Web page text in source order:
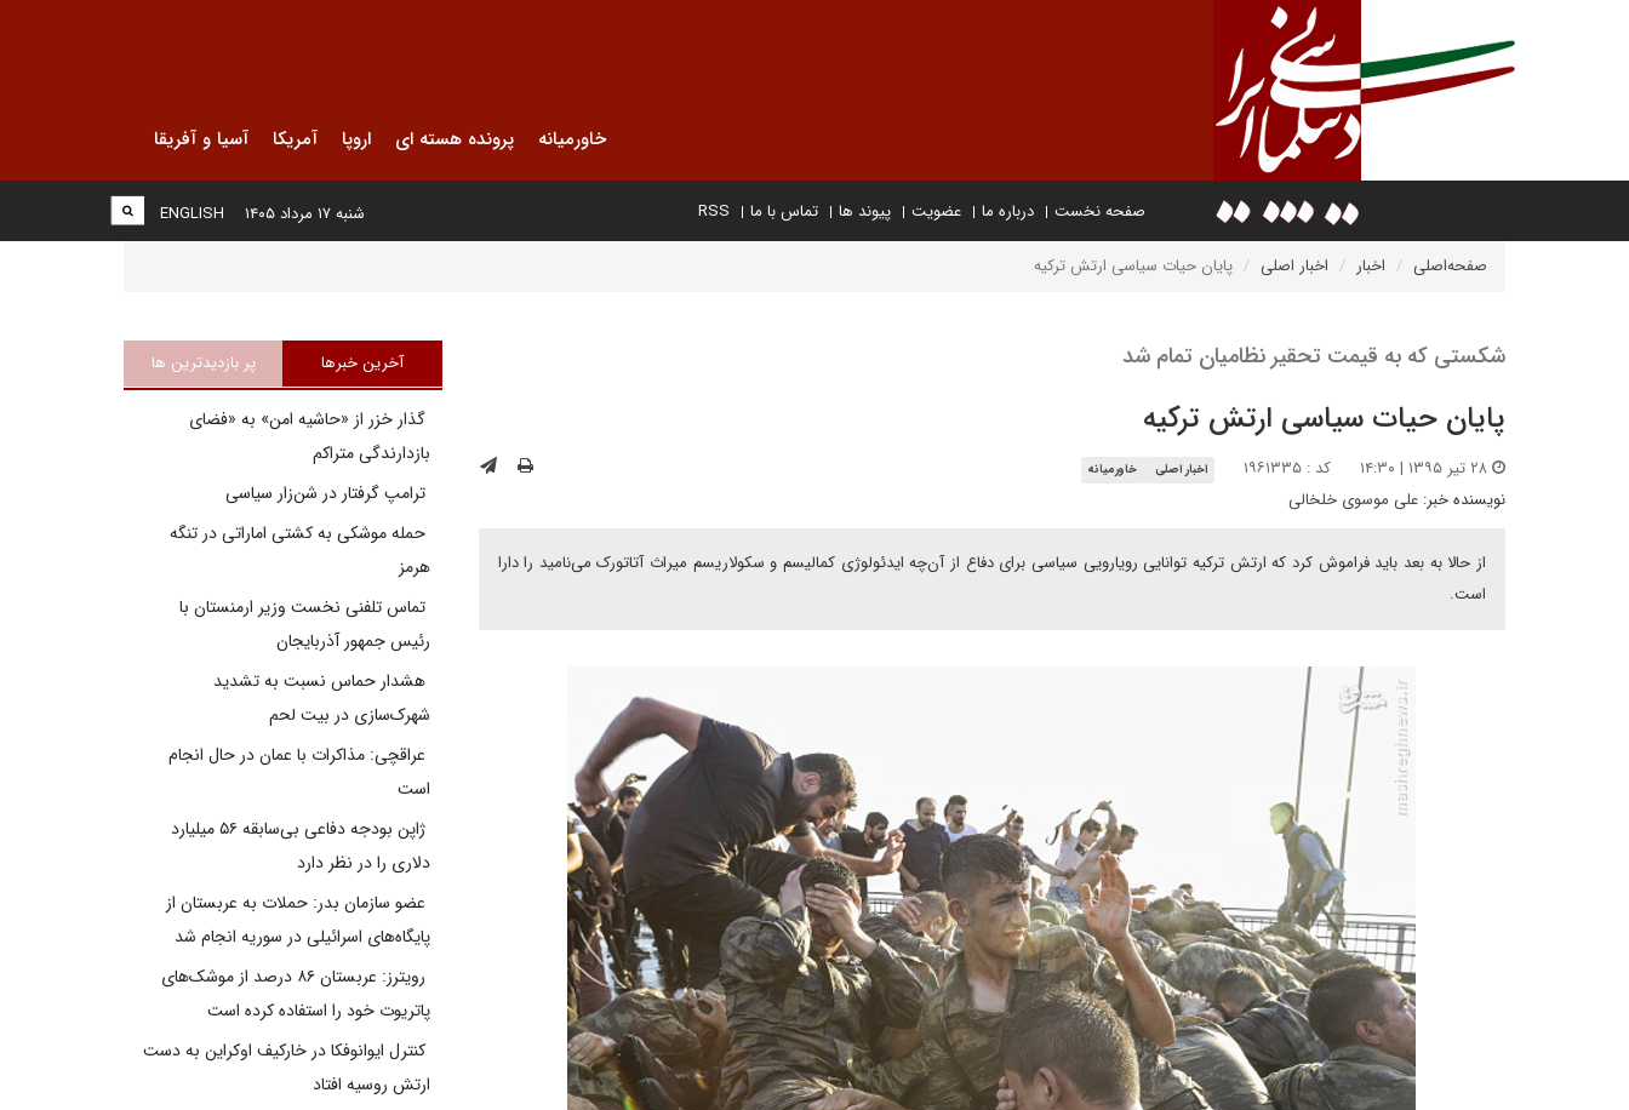
خاورمیانه پرونده هسته ای اروپا آمریکا آسیا و آفریقا
صفحه نخست درباره ما عضویت پیوند ها تماس با ما RSS
ENGLISH شنبه ۱۷ مرداد ۱۴۰۵
صفحه‌اصلی اخبار اخبار اصلی پایان حیات سیاسی ارتش ترکیه
شکستی که به قیمت تحقیر نظامیان تمام شد
پایان حیات سیاسی ارتش ترکیه
کد : ۱۹۶۱۳۳۵ اخبار اصلی خاورمیانه
نویسنده خبر: على موسوى خلخالى
از حالا به بعد باید فراموش کرد که ارتش ترکیه توانایی رویارویی سیاسی برای دفاع از آن‌چه ایدئولوژی کمالیسم و سکولاریسم میراث آتاتورک می‌نامید را دارا
است.
آخرین خبرها پر بازدیدترین ها
گذار خزر از «حاشیه امن» به «فضای
بازدارندگی متراکم
ترامپ گرفتار در شن‌زار سیاسی
حمله موشکی به کشتی اماراتی در تنگه
هرمز
تماس تلفنی نخست وزیر ارمنستان با
رئیس جمهور آذربایجان
هشدار حماس نسبت به تشدید
شهرک‌سازی در بیت‌ لحم
عراقچی: مذاکرات با عمان در حال انجام
است
ژاپن بودجه دفاعی بی‌سابقه ۵۶ میلیارد
دلاری را در نظر دارد
عضو سازمان بدر: حملات به عربستان از
پایگاه‌های اسرائیلی در سوریه انجام شد
رویترز: عربستان ۸۶ درصد از موشک‌های
پاتریوت خود را استفاده کرده است
کنترل ایوانوفکا در خارکیف اوکراین به دست
ارتش روسیه افتاد